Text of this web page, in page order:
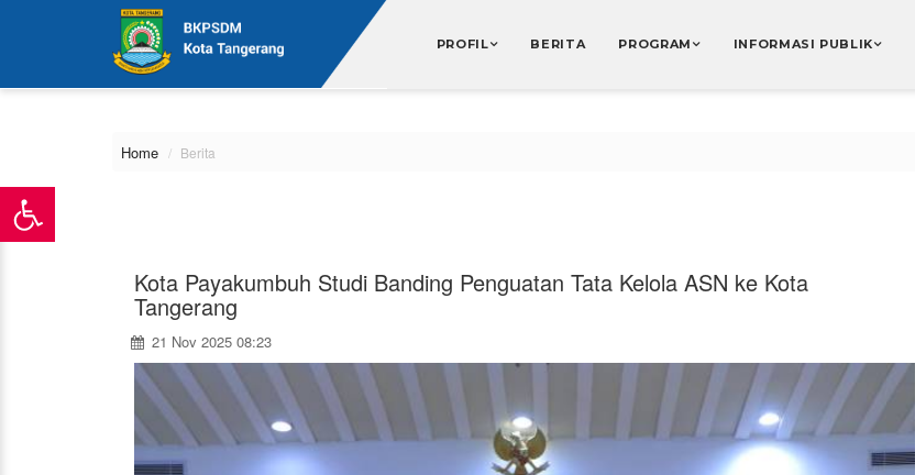
PROFIL BERITA PROGRAM INFORMASI PUBLIK
Home Berita
Kota Payakumbuh Studi Banding Penguatan Tata Kelola ASN ke Kota
Tangerang
21 Nov 2025 08:23